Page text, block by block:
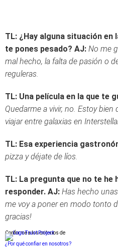
TL: ¿Hay alguna situación en
te pones pesado? AJ: No me
mal hecho, la falta de pasión o
reguleras.
TL: Una película en la que te
Quedarme a vivir, no. Estoy
viajar entre galaxias en
TL: Esa experiencia
pizza y déjate de líos.
TL: La pregunta que no te he
responder. AJ: Has hecho
me voy a poner en modo tonto
gracias!
Conforme a los criterios de
¿Por qué confiar en nosotros?